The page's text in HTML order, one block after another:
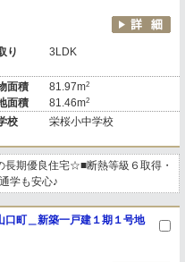
り 3LDK
面積
面積
81.97m2
81.46m2
校 栄桜小中学校
期優良住宅☆■断熱等級６取得・
学も安心♪
口町＿新築一戸建１期１号地